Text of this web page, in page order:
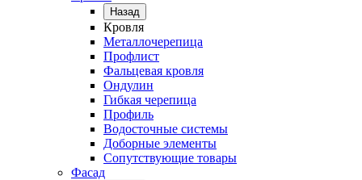
Назад
Кровля
Металлочерепица
Профлист
Фальцевая кровля
Ондулин
Гибкая черепица
Профиль
Водосточные системы
Доборные элементы
Сопутствующие товары
Фасад